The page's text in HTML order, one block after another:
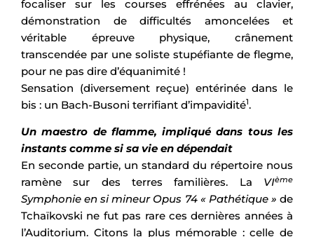
focaliser sur les courses effrénées au clavier,
démonstration de difficultés amoncelées et
véritable épreuve physique, crânement
transcendée par une soliste stupéfiante de flegme,
pour ne pas dire d’équanimité !
Sensation (diversement reçue) entérinée dans le
bis : un Bach-Busoni terrifiant d’impavidité1.
Un maestro de flamme, impliqué dans tous les
instants comme si sa vie en dépendait
En seconde partie, un standard du répertoire nous
ramène sur des terres familières. La VIème
Symphonie en si mineur Opus 74 « Pathétique » de
Tchaïkovski ne fut pas rare ces dernières années à
l’Auditorium. Citons la plus mémorable : celle de